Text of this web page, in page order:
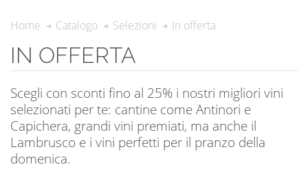
Home Catalogo Selezioni In offerta
IN OFFERTA
Scegli con sconti fino al 25% i nostri migliori vini
selezionati per te: cantine come Antinori e
Capichera, grandi vini premiati, ma anche il
Lambrusco e i vini perfetti per il pranzo della
domenica.